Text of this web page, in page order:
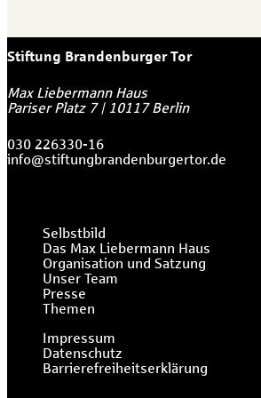
Stiftung Brandenburger Tor
Max Liebermann Haus
Pariser Platz 7| 10117 Berlin
030 226330-16
info@stiftungbrandenburgertor.de
Selbstbild
Das Max Liebermann Haus
Organisation und Satzung
Unser Team
Presse
Themen
Impressum
Datenschutz
Barrierefreiheitserklärung